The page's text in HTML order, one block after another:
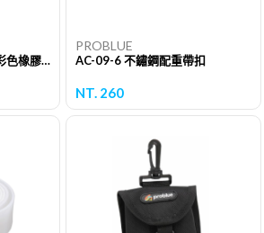
WB-04A 不鏽鋼壓板扣彩色橡膠皮帶
PROBLUE
AC-09-6 不鏽鋼配重帶扣
NT. 260